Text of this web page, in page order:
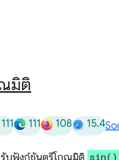
มิติ
111 111 108 15.4
รับฟังก์ชันตรีโกณมิติ sin()